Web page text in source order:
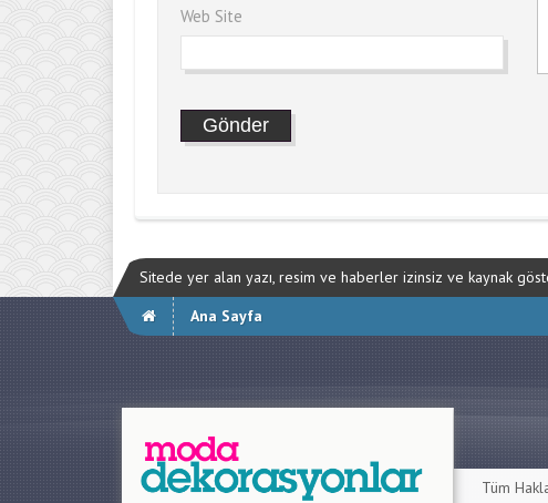
Web Site
Sitede yer alan yazı, resim ve haberler izinsiz ve kaynak
Ana Sayfa
Tüm